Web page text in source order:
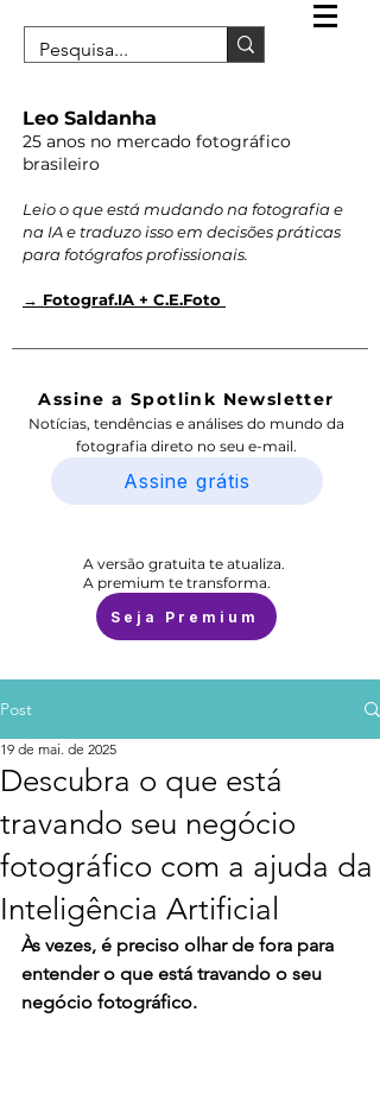
Leo Saldanha
25 anos no mercado fotográfico
brasileiro
Leio o que está mudando na fotografia e
na IA e traduzo isso em decisões práticas
para fotógrafos profissionais.
→ Fotograf.IA + C.E.Foto
Assine a Spotlink Newsletter
Notícias, tendências e análises do mundo da
fotografia direto no seu e-mail.
Assine grátis
A versão gratuita te atualiza.
A premium te transforma.
Seja Premium
Post
Descubra o que está
travando seu negócio
fotográfico com a ajuda da
Inteligência Artificial
19 de mai. de 2025
Às vezes, é preciso olhar de fora para
entender o que está travando o seu
negócio fotográfico.